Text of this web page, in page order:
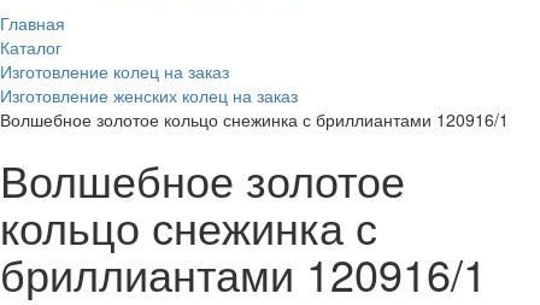
Главная
Каталог
Изготовление колец на заказ
Изготовление женских колец на заказ
Волшебное золотое кольцо снежинка с бриллиантами 120916/1
Волшебное золотое
кольцо снежинка с
бриллиантами 120916/1